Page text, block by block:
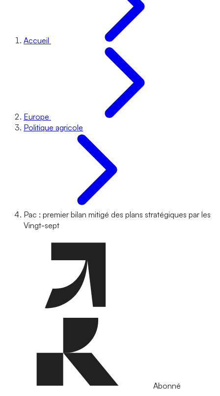
Accueil
Europe
Politique agricole
Pac : premier bilan mitigé des plans stratégiques par les
Vingt-sept
Abonné